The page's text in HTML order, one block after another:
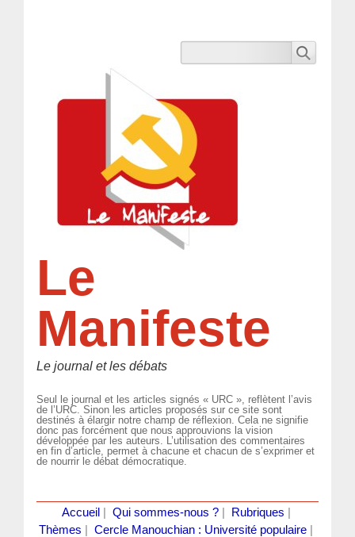
Le
Manifeste
Le journal et les débats
Seul le journal et les articles signés « URC », reflètent l’avis
de l’URC. Sinon les articles proposés sur ce site sont
destinés à élargir notre champ de réflexion. Cela ne signifie
donc pas forcément que nous approuvions la vision
développée par les auteurs. L’utilisation des commentaires
en fin d’article, permet à chacune et chacun de s’exprimer et
de nourrir le débat démocratique.
Accueil Qui sommes-nous ?| Rubriques
Thèmes
Cercle Manouchian : Université populaire